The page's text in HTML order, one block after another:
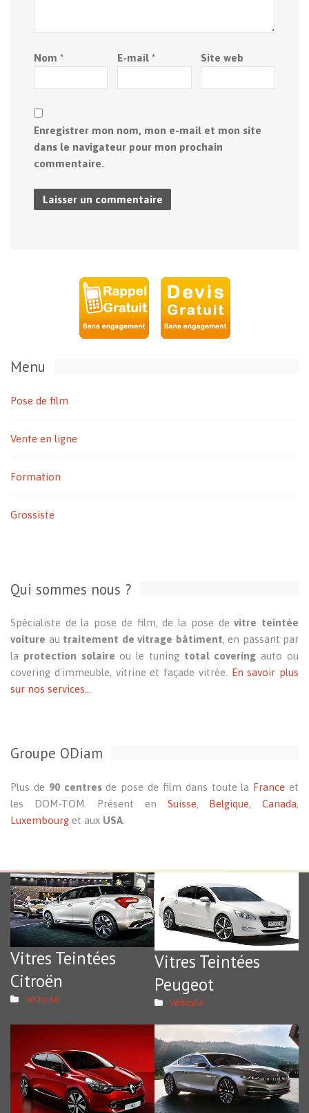
Nom * E-mail * Site web
Enregistrer mon nom, mon e-mail et mon site
dans le navigateur pour mon prochain
commentaire.
Menu
Pose de film
Vente en ligne
Formation
Grossiste
Qui sommes nous ?
Spécialiste de la pose de film, de la pose devitre teintée
voiture au traitement de vitrage bâtiment, en passant par
la protection solaire ou le tuning total covering auto ou
covering d'immeuble, vitrine et façade vitrée. En savoir plus
sur nos services...
Groupe ODiam
Plus de 90 centresde pose de film dans toute la France et
les DOM-TOM. Présent en Suisse, Belgique,Canada,
Luxembourg et aux USA
Vitres Teintées
Citroën
Véhicule
Vitres Teintées
Peugeot
Véhicule